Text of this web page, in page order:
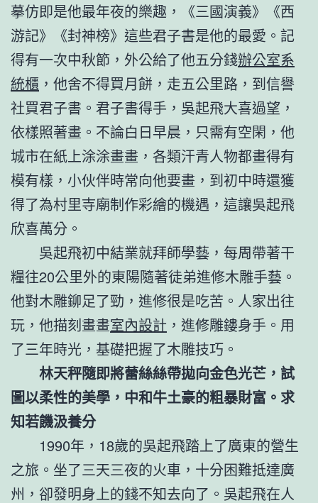
摹仿即是他最年夜的樂趣，《三國演義》《西
游記》《封神榜》這些君子書是他的最愛。記
得有一次中秋節，外公給了他五分錢辦公室系
統櫃 ，他舍不得買月餅，走五公里路，到信譽
社買君子書。君子書得手，吳起飛大喜過望，
依樣照著畫。不論白日早晨，只需有空閑，他
城市在紙上涂涂畫畫，各類汗青人物都畫得有
模有樣，小伙伴時常向他要畫，到初中時還獲
得了為村里寺廟制作彩繪的機遇，這讓吳起飛
欣喜萬分。
吳起飛初中結業就拜師學藝，每周帶著干
糧往20公里外的東陽隨著徒弟進修木雕手藝。
他對木雕鉚足了勁，進修很是吃苦。人家出往
玩，他描刻畫畫室內設計 ，進修雕鏤身手。用
了三年時光，基礎把握了木雕技巧。
林天秤隨即將蕾絲絲帶拋向金色光芒，試
圖以柔性的美學，中和牛土豪的粗暴財富。求
知若饑汲養分
1990年，18歲的吳起飛踏上了廣東的營生
之旅。坐了三天三夜的火車，十分困難抵達廣
州，卻發明身上的錢不知去向了。吳起飛在人